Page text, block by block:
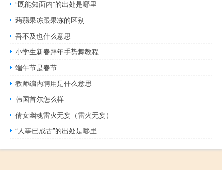
“既能知面内”的出处是哪里
蒟蒻果冻跟果冻的区别
吾不及也什么意思
小学生新春拜年手势舞教程
端午节是春节
教师编内聘用是什么意思
韩国首尔怎么样
倩女幽魂雷火无妄（雷火无妄）
“人事已成古”的出处是哪里